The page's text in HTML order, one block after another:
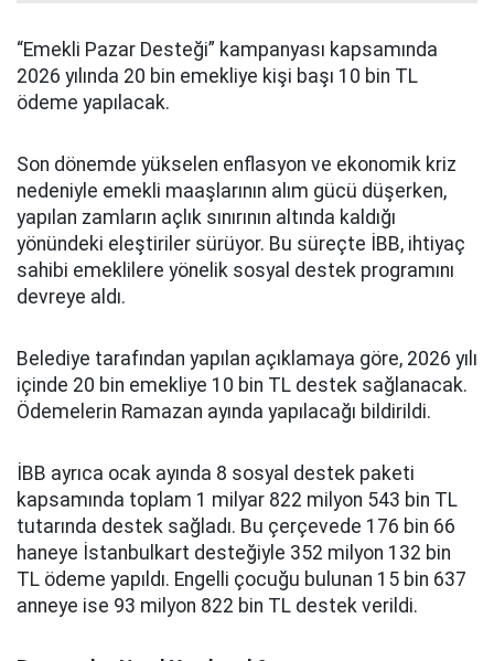
“Emekli Pazar Desteği” kampanyası kapsamında
2026 yılında 20 bin emekliye kişi başı 10 bin TL
ödeme yapılacak.
Son dönemde yükselen enflasyon ve ekonomik kriz
nedeniyle emekli maaşlarının alım gücü düşerken,
yapılan zamların açlık sınırının altında kaldığı
yönündeki eleştiriler sürüyor. Bu süreçte İBB, ihtiyaç
sahibi emeklilere yönelik sosyal destek programını
devreye aldı.
Belediye tarafından yapılan açıklamaya göre, 2026 yılı
içinde 20 bin emekliye 10 bin TL destek sağlanacak.
Ödemelerin Ramazan ayında yapılacağı bildirildi.
İBB ayrıca ocak ayında 8 sosyal destek paketi
kapsamında toplam 1 milyar 822 milyon 543 bin TL
tutarında destek sağladı. Bu çerçevede 176 bin 66
haneye İstanbulkart desteğiyle 352 milyon 132 bin
TL ödeme yapıldı. Engelli çocuğu bulunan 15 bin 637
anneye ise 93 milyon 822 bin TL destek verildi.